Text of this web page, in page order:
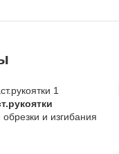
и изгибания